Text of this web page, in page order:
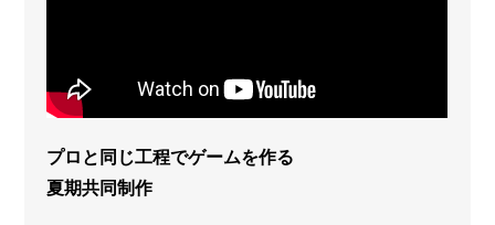
プロと同じ工程でゲームを作る
夏期共同制作